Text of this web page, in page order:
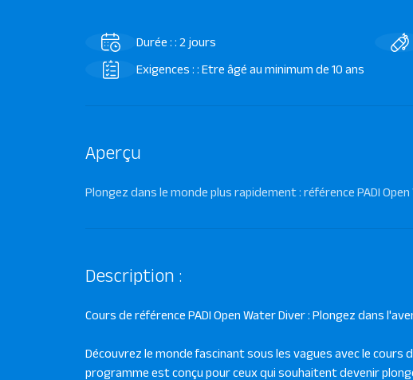
Durée : : 2 jours
Exigences : : Etre âgé au minimum de 10 ans
Aperçu
Plongez dans le monde plus rapidement : référence PADI
Description :
Cours de référence PADI Open Water Diver : Plongez dans
Découvrez le monde fascinant sous les vagues avec le cours
programme est conçu pour ceux qui souhaitent devenir